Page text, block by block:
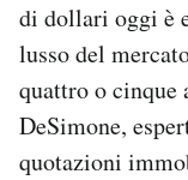
di dollari oggi è
lusso del
quattro o cinque
DeSimone,
quotazioni